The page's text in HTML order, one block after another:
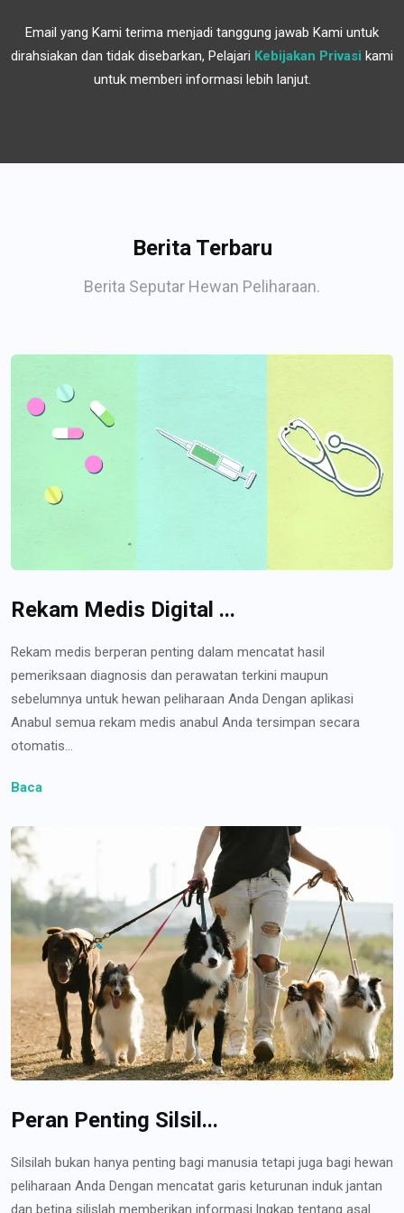
Email yang Kami terima menjadi tanggung jawab Kami untuk
dirahsiakan dan tidak disebarkan, Pelajari Kebijakan Privasi kami
untuk memberi informasi lebih lanjut.
Berita Terbaru
Berita Seputar Hewan Peliharaan.
Rekam Medis Digital ...
Rekam medis berperan penting dalam mencatat hasil
pemeriksaan diagnosis dan perawatan terkini maupun
sebelumnya untuk hewan peliharaan Anda Dengan aplikasi
Anabul semua rekam medis anabul Anda tersimpan secara
otomatis...
Baca
Peran Penting Silsil...
Silsilah bukan hanya penting bagi manusia tetapi juga bagi hewan
peliharaan Anda Dengan mencatat garis keturunan induk jantan
dan betina silislah memberikan informasi lngkap tentang asal